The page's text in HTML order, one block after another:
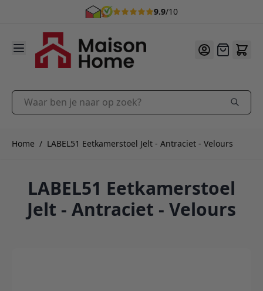
9.9/10
Ga naar de inhoud
Offerte
Waar ben je naar op zoek?
Home / LABEL51 Eetkamerstoel Jelt - Antraciet - Velours
LABEL51 Eetkamerstoel
Jelt - Antraciet - Velours